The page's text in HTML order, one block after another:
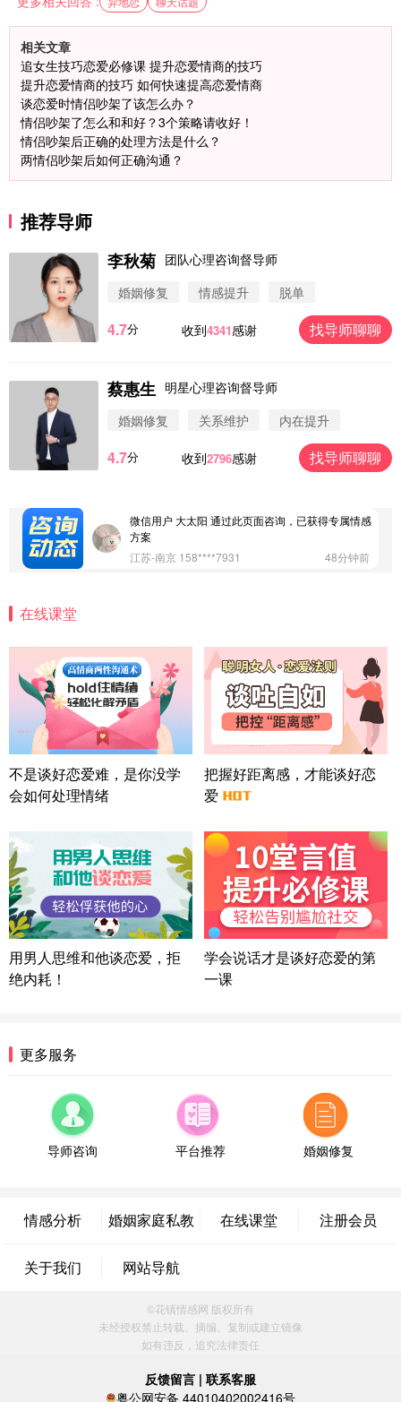
相关文章
追女生技巧恋爱必修课 提升恋爱情商的技巧
提升恋爱情商的技巧 如何快速提高恋爱情商
谈恋爱时情侣吵架了该怎么办？
情侣吵架了怎么和和好？3个策略请收好！
情侣吵架后正确的处理方法是什么？
两情侣吵架后如何正确沟通？
推荐导师
李秋菊 团队心理咨询督导师
婚姻修复
情感提升 脱单
4.7分 收到4341感谢 找导师聊聊
蔡惠生 明星心理咨询督导师
婚姻修复
关系维护 内在提升
4.7分 收到2796感谢 找导师聊聊
微信用户 圆圈 通过此页面咨询，已获得专属情感方
案
微信用户 Vnno 通过此页面咨询，已获得专属情感方
微信用户 大太阳 通过此页面咨询，已获得专属情感
方案
江苏-南京 158****7931
48分钟前
情感方案
北京-朝阳 151****3189
22分钟前
微信用户 巧?媚儿 通过此页面咨询，已获得专属情感
方案
上海-浦东 177****9074
56分钟前
微信用户 Liberty 通过此页面咨询，已获得专属情感
方案
广东-广州 188****5632
湖北-武汉 135****7410
41分钟前
微信用户 困困魚? 通过此页面咨询，已获得专属情感
方案
陕西-西安 139****6283
3分钟前
情感方案
浙江-宁波 150****8921
福建-厦门 159****4462
53分钟前
微信用户 凌乱小羊 通过此页面咨询，已获得专属情
辽宁-大连 176****2843
39分钟前
属情感方案
微信用户 墨笙 通过此页面咨询，已获得专属情感方
案
江苏-苏州 188****5187
微信用户 谢思明 通过此页面咨询，已获得专属情感
方案
在线课堂
不是谈好恋爱难，是你没学
会如何处理情绪
把握好距离感，才能谈好恋
爱
用男人思维和他谈恋爱，拒
绝内耗！
学会说话才是谈好恋爱的第
一课
更多服务
导师咨询 平台推荐 婚姻修复
情感分析 婚姻家庭私教 在线课堂 注册会员
关于我们 网站导航
©花镇情感网 版权所有
未经授权禁止转载、摘编、复制或建立镜像
如有违反，追究法律责任
反馈留言 | 联系客服
粤公网安备 44010402002416号